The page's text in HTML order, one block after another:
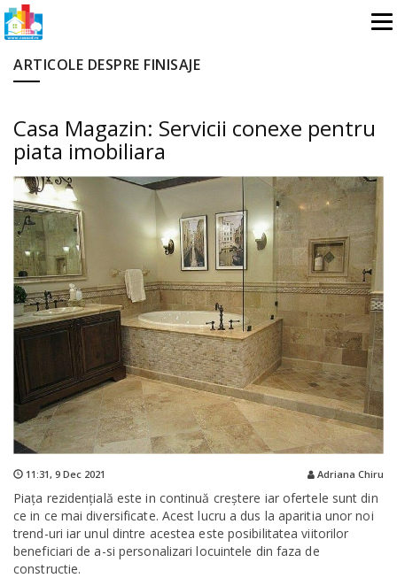
ARTICOLE DESPRE FINISAJE
Casa Magazin: Servicii conexe pentru
piata imobiliara
11:31, 9 Dec 2021 Adriana Chiru
Piaţa rezidenţială este in continuă creştere iar ofertele sunt din
ce in ce mai diversificate. Acest lucru a dus la aparitia unor noi
trend-uri iar unul dintre acestea este posibilitatea viitorilor
beneficiari de a-si personalizari locuintele din faza de
constructie.